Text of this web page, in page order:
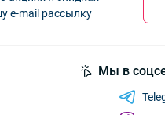
e-mail рассылку
Мы в